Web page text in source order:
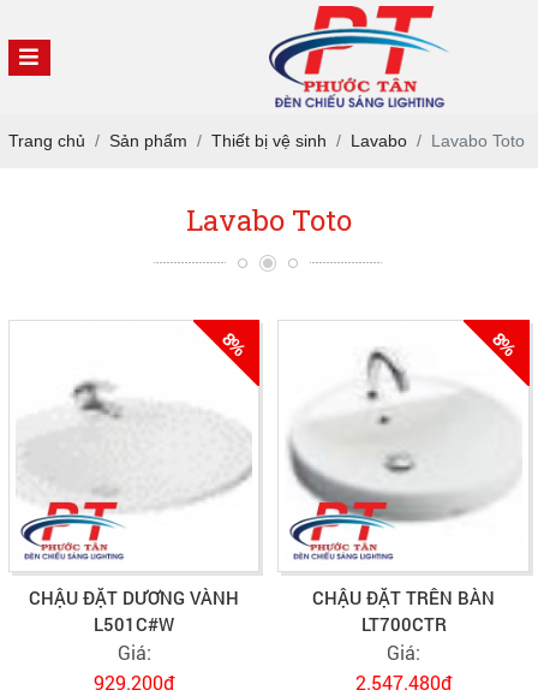
Trang chủ Sản phẩm Thiết bị vệ sinh Lavabo Lavabo Toto
Lavabo Toto
8%
CHẬU ĐẶT DƯƠNG VÀNH
L501C#W
Giá:
929.200đ
8%
CHẬU ĐẶT TRÊN BÀN
LT700CTR
Giá:
2.547.480đ